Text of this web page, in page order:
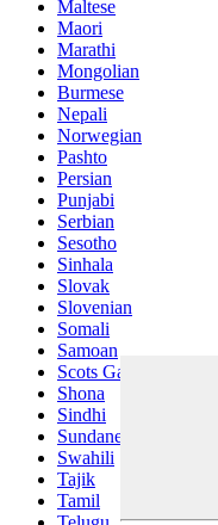
Maltese
Maori
Marathi
Mongolian
Burmese
Nepali
Norwegian
Pashto
Persian
Punjabi
Serbian
Sesotho
Sinhala
Slovak
Slovenian
Somali
Samoan
Scots Gaelic
Shona
Sindhi
Sundanese
Swahili
Tajik
Tamil